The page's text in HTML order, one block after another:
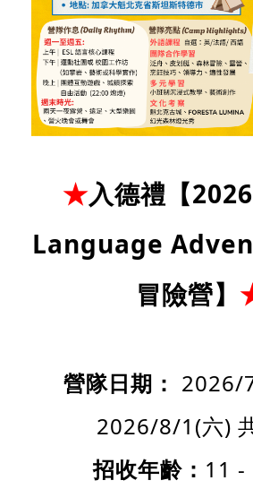
★入德禮【
Language
冒險營】
營隊日期： 2026/
2026/8/1(六)
招收年齡： 11 -